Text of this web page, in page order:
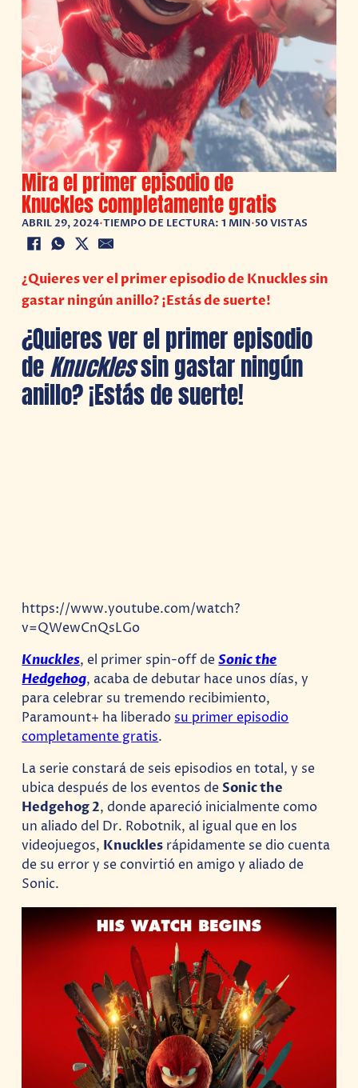
Mira el primer episodio de
Knuckles completamente gratis
ABRIL 29, 2024•TIEMPO DE LECTURA: 1 MIN•50 VISTAS
¿Quieres ver el primer episodio de Knuckles sin
gastar ningún anillo? ¡Estás de suerte!
¿Quieres ver el primer episodio
deKnucklessin gastar ningún
anillo? ¡Estás de suerte!
https://www.youtube.com/watch?
v=QWewCnQsLGo
Knuckles, el primer spin-off deSonic the
Hedgehog, acaba de debutar hace unos días, y
para celebrar su tremendo recibimiento,
Paramount+ ha liberado su primer episodio
completamente gratis.
La serie constará de seis episodios en total, y se
ubica después de los eventos deSonic the
Hedgehog 2, donde apareció inicialmente como
un aliado del Dr. Robotnik, al igual que en los
videojuegos, Knuckles rápidamente se dio cuenta
de su error y se convirtió en amigo y aliado de
Sonic.